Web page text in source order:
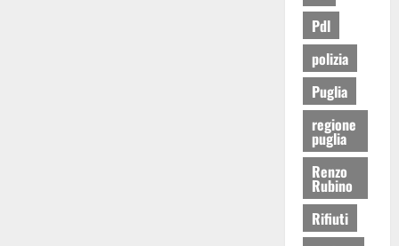
Pdl
polizia
Puglia
regione
puglia
Renzo
Rubino
Rifiuti